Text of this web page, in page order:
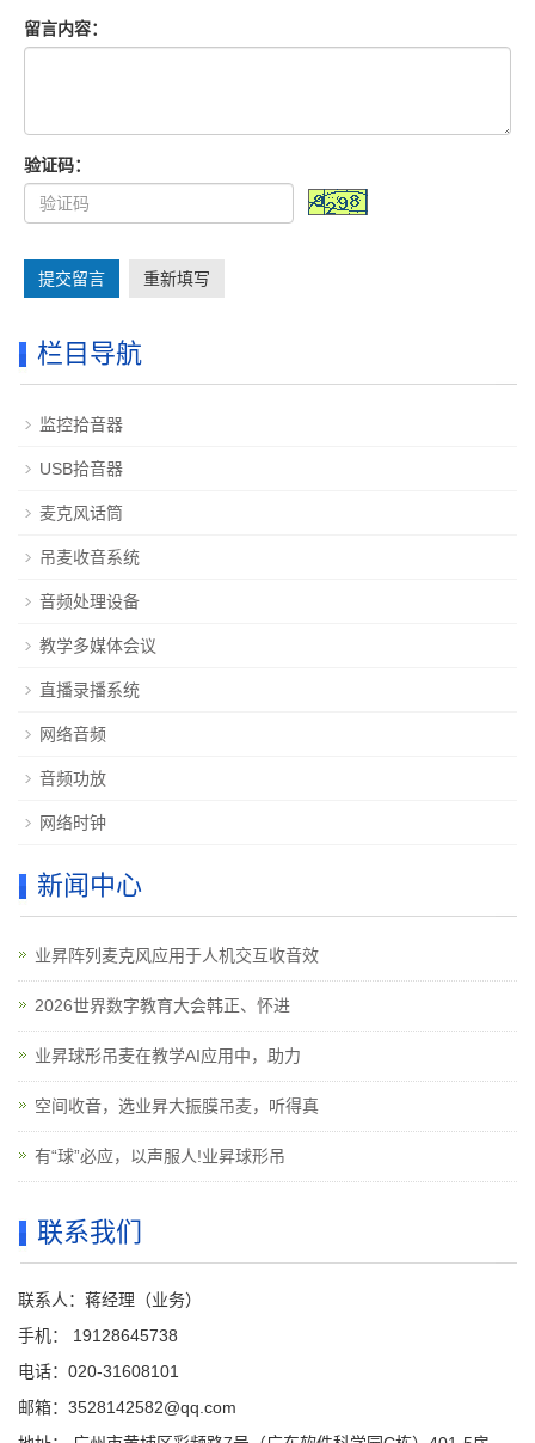
留言内容：
验证码：
提交留言 重新填写
栏目导航
监控拾音器
USB拾音器
麦克风话筒
吊麦收音系统
音频处理设备
教学多媒体会议
直播录播系统
网络音频
音频功放
网络时钟
新闻中心
业昇阵列麦克风应用于人机交互收音效
2026世界数字教育大会韩正、怀进
业昇球形吊麦在教学AI应用中，助力
空间收音，选业昇大振膜吊麦，听得真
有“球”必应，以声服人!业昇球形吊
联系我们
联系人：蒋经理（业务）
手机： 19128645738
电话：020-31608101
邮箱：3528142582@qq.com